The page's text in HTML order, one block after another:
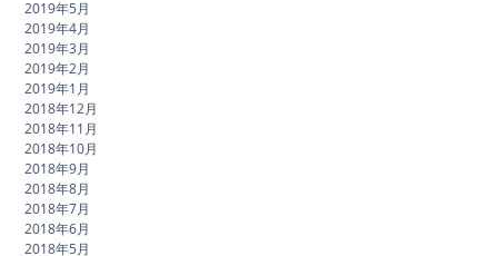
2019年5月
2019年4月
2019年3月
2019年2月
2019年1月
2018年12月
2018年11月
2018年10月
2018年9月
2018年8月
2018年7月
2018年6月
2018年5月